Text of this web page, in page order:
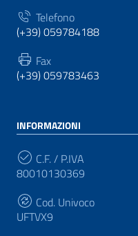
Telefono
(+39) 059784188
Fax
(+39) 059783463
INFORMAZIONI
C.F. / P.IVA
80010130369
Cod. Univoco
UFTVX9